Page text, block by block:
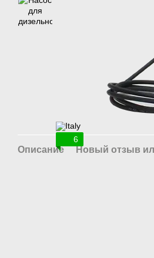
6
Описание Новый отзыв